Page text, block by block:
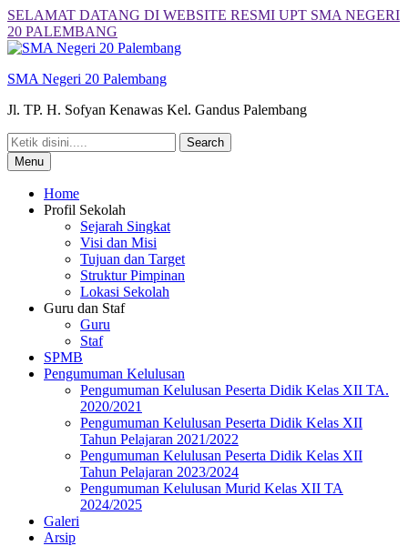
Skip
to
content
SELAMAT DATANG DI WEBSITE RESMI UPT SMA NEGERI
20 PALEMBANG
SMA Negeri 20 Palembang
Jl. TP. H. Sofyan Kenawas Kel. Gandus Palembang
Search
for:Menu
Home
Profil Sekolah
Sejarah Singkat
Visi dan Misi
Tujuan dan Target
Struktur Pimpinan
Lokasi Sekolah
Guru dan Staf
Guru
Staf
SPMB
Pengumuman Kelulusan
Pengumuman Kelulusan Peserta Didik Kelas XII TA.
2020/2021
Pengumuman Kelulusan Peserta Didik Kelas XII
Tahun Pelajaran 2021/2022
Pengumuman Kelulusan Peserta Didik Kelas XII
Tahun Pelajaran 2023/2024
Pengumuman Kelulusan Murid Kelas XII TA
2024/2025
Galeri
Arsip